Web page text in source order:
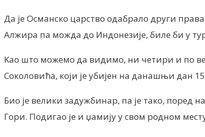
Да је Османско царство одабрало други
Алжира па можда до Индонезије, биле би у
Kао што можемо да видимо, ни четири и по
Соколовића, који је убијен на данашњи дан
Био је велики задужбинар, па је тако, поред
Гори. Подигао је и џамију у свом родном